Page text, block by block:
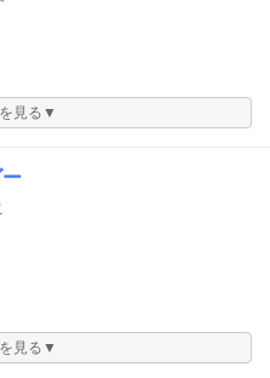
見る▼
見る▼